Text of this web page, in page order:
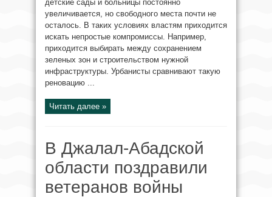
детские сады и больницы постоянно
увеличивается, но свободного места почти не
осталось. В таких условиях властям приходится
искать непростые компромиссы. Например,
приходится выбирать между сохранением
зеленых зон и строительством нужной
инфраструктуры. Урбанисты сравнивают такую
реновацию ...
Читать далее »
В Джалал-Абадской
области поздравили
ветеранов войны